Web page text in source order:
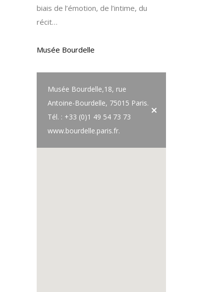
biais de l’émotion, de l’intime, du
récit…
Musée Bourdelle
Musée Bourdelle,18, rue
Antoine-Bourdelle, 75015 Paris.
Tél. : +33 (0)1 49 54 73 73
www.bourdelle.paris.fr.